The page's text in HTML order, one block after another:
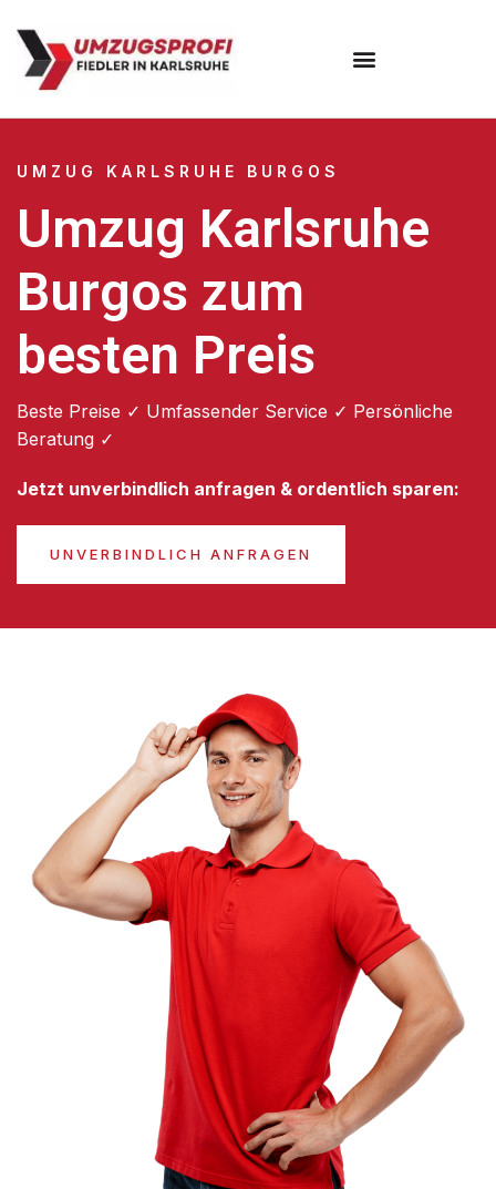
UMZUG KARLSRUHE BURGOS
Umzug Karlsruhe
Burgos zum
besten Preis
Beste Preise ✓ Umfassender Service ✓ Persönliche
Beratung ✓
Jetzt unverbindlich anfragen & ordentlich sparen:
UNVERBINDLICH ANFRAGEN